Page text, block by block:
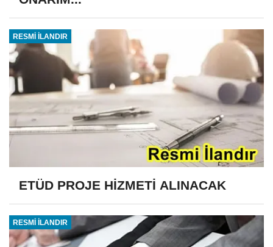
RESMİ İLANDIR
ETÜD PROJE HİZMETİ ALINACAK
RESMİ İLANDIR